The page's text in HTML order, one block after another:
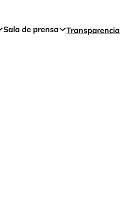
Sala de prensa Transparencia